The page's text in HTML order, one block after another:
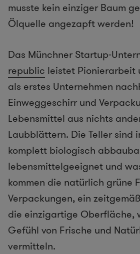
musste kein einziger Baum
Ölquelle angezapft werden!
Das Münchner Startup-
republic leistet Pionierarbeit
als erstes Unternehmen
Einweggeschirr und
Lebensmittel aus nichts
Laubblättern. Die Teller sind
komplett biologisch
lebensmittelgeeignet und
kommen die natürlich grüne
Verpackungen, ein
die einzigartige Oberfläche,
Gefühl von Frische und
vermitteln.